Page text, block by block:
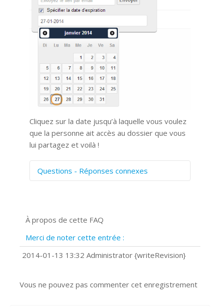
Cliquez sur la date jusqu’à laquelle vous voulez
que la personne ait accès au dossier que vous
lui partagez et voilà !
Questions - Réponses connexes
Prise de vue 360°
?
Comment installer Google Chrome ?
À propos de cette FAQ
Merci de noter cette entrée :
2014-01-13 13:32 Administrator {writeRevision}
Vous ne pouvez pas commenter cet enregistrement